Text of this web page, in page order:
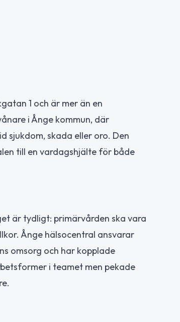
1 och är mer än en
i Ånge kommun, där
sjukdom, skada eller oro. Den
till en vardagshjälte för både
är tydligt: primärvården ska vara
Ånge hälsocentral ansvarar
omsorg och har kopplade
i teamet men pekade